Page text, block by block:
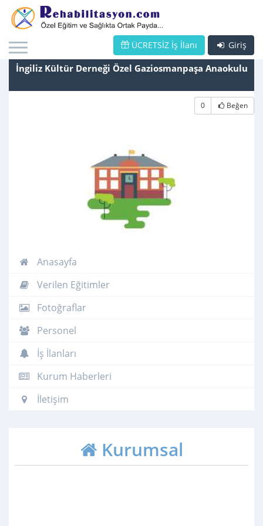
Giriş
ÜCRETSİZ İş İlanı
İngiliz Kültür Derneği Özel Gaziosmanpaşa Anaokulu
0 Beğen
Anasayfa
Verilen Eğitimler
Fotoğraflar
Personel
İş İlanları
Kurum Haberleri
İletişim
Kurumsal